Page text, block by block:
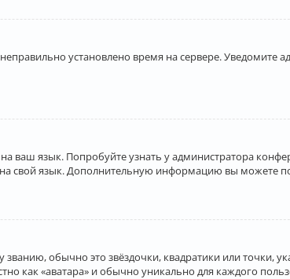
установлено время на сервере. Уведомите
ваш язык. Попробуйте узнать у администратора
свой язык. Дополнительную информацию вы можете
обычно это звёздочки, квадратики или точки,
как «аватара» и обычно уникально для каждого